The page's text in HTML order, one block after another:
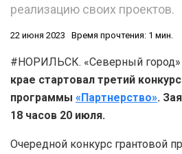
реализацию своих проектов.
22 июня 2023 Время прочтения: 1 мин.
#НОРИЛЬСК. «Северный город»
крае стартовал третий
программы «Партнерство».
18 часов 20 июля.
Очередной конкурс грантовой